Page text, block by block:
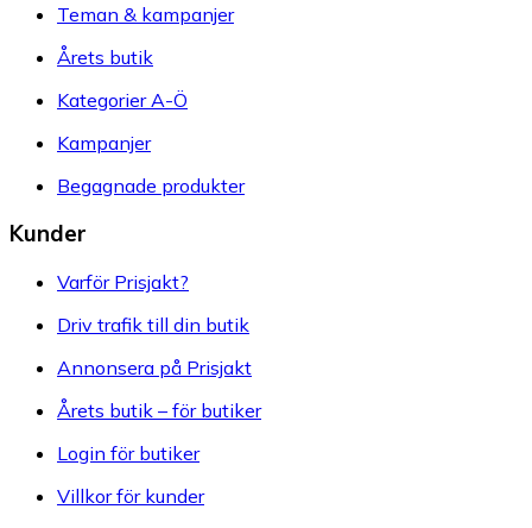
Teman & kampanjer
Årets butik
Kategorier A-Ö
Kampanjer
Begagnade produkter
Kunder
Varför Prisjakt?
Driv trafik till din butik
Annonsera på Prisjakt
Årets butik – för butiker
Login för butiker
Villkor för kunder